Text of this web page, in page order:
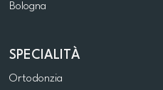
Bologna
SPECIALITÀ
Ortodonzia